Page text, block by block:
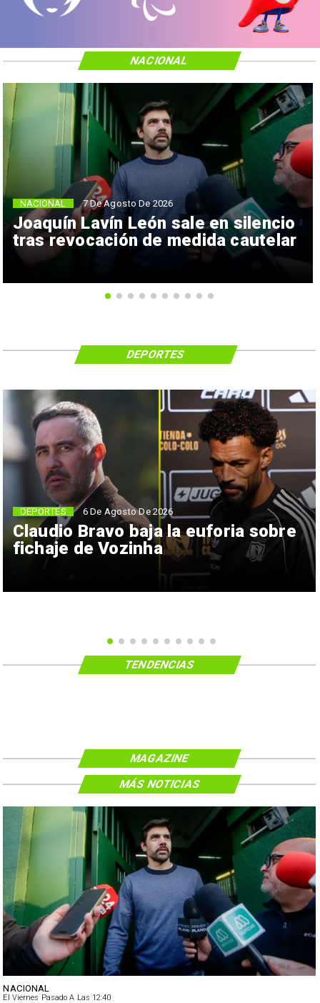
Joaquín Lavín León sale en silencio
tras revocación de medida cautelar
NACIONAL 7 De Agosto De 2026
NACIONAL
Claudio Bravo baja la euforia sobre
fichaje de Vozinha
DEPORTES 6 De Agosto De 2026
DEPORTES
TENDENCIAS
MAGAZINE
NACIONAL
El Viernes Pasado A Las 12:40
MÁS NOTICIAS